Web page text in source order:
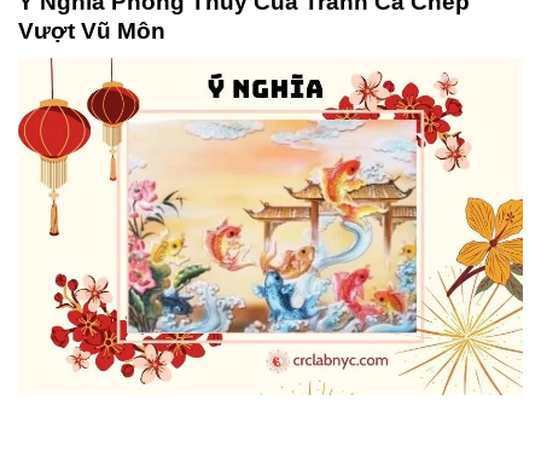
Vượt Vũ Môn